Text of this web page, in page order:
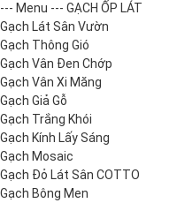
--- Menu --- GẠCH ỐP LÁT
Gạch Lát Sân Vườn
Gạch Thông Gió
Gạch Vân Đen Chớp
Gạch Vân Xi Măng
Gạch Giả Gỗ
Gạch Trắng Khói
Gạch Kính Lấy Sáng
Gạch Mosaic
Gạch Đỏ Lát Sân COTTO
Gạch Bông Men